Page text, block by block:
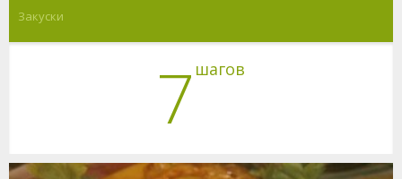
Закуски
7 шагов